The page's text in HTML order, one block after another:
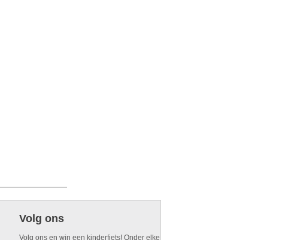
Volg ons
Volg ons en win een kinderfiets! Onder elke